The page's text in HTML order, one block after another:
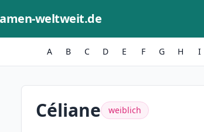
weltweit.de
A B C D E F G H I
Céliane weiblich